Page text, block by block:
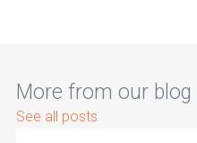
More from our blog
See all posts